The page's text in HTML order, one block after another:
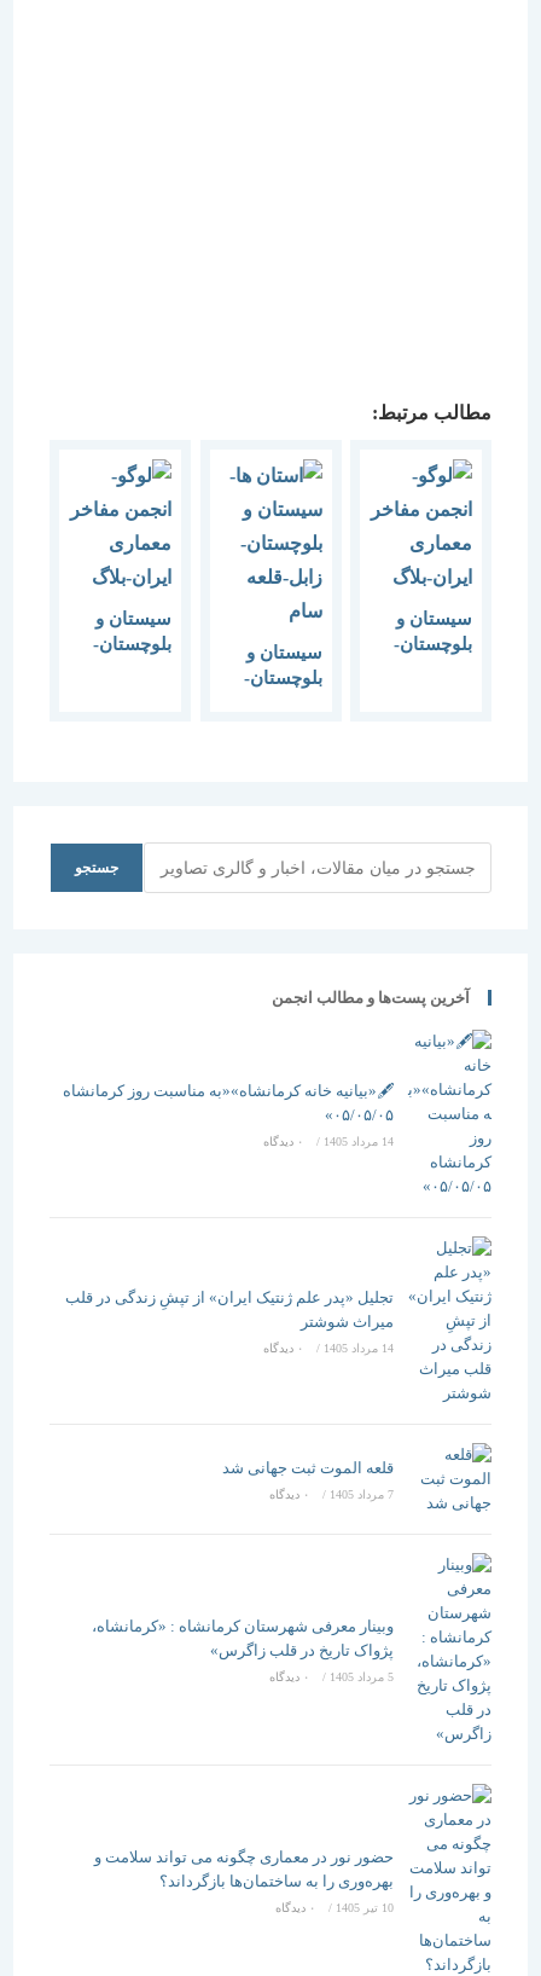
مطالب مرتبط:
سیستان و
بلوچستان-
سیستان و
بلوچستان-
سیستان و
بلوچستان-
جستجو
آخرین پست‌ها و مطالب انجمن
🖋️«بیانیه خانه کرمانشاه»«به مناسبت روز کرمانشاه
۰۵/۰۵/۰۵»
/ ۰ دیدگاه
تجلیل «پدر علم ژنتیک ایران» از تپشِ زندگی در قلب
میراث شوشتر
14 مرداد 1405 / ۰ دیدگاه
قلعه الموت ثبت جهانی شد
/ ۰ دیدگاه
وبینار معرفی شهرستان کرمانشاه : «کرمانشاه،
پژواک تاریخ در قلب زاگرس»
5 مرداد 1405 / ۰ دیدگاه
حضور نور در معماری چگونه می تواند سلامت و
بهره‌وری را به ساختمان‌ها بازگرداند؟
/ ۰ دیدگاه